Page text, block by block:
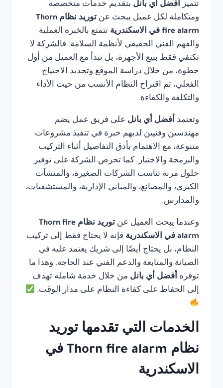
تتميز أفضل أي بانل بتقديم خدمات متخصصة
ومتكاملة لكل عميل يبحث عن
توريد نظام Thorn
fire alarm في الاسكندرية
تتمتع بالخبرة العملية
والفهم الفني الحقيقي لأنظمة السلامة. فالشركة لا
تكتفي فقط ببيع الأجهزة، بل تبدأ مع العميل من أول
خطوة، من خلال دراسة الموقع وتحديد الاحتياج
الفعلي، ثم اقتراح النظام الأنسب من حيث الأداء
والتكلفة والكفاءة.
وتعتمد أفضل أي بانل على فريق عمل يضم
مهندسين وفنيين لديهم خبرة في تنفيذ مشروعات
متنوعة، مع الاهتمام بأدق التفاصيل أثناء التركيب
والبرمجة والاختبار. كما تحرص الشركة على توفير
حلول مرنة تناسب الشركات الصغيرة، والمنشآت
الكبرى، والمصانع، والمباني الإدارية، والمستشفيات،
والمدارس.
وعندما يبحث العميل عن
توريد نظام Thorn fire
alarm في الاسكندرية
فإنه لا يحتاج فقط إلى تركيب
النظام، بل يحتاج أيضًا إلى شريك يعتمد عليه في
الصيانة والمتابعة والدعم الفني عند الحاجة. وهذا ما
توفره أفضل أي بانل من خلال خدمة شاملة تهدف
إلى الحفاظ على كفاءة النظام على مدار الوقت.
الخدمات التي تقدمها توريد
نظام Thorn fire alarm في
الاسكندرية